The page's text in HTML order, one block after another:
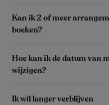
Kan ik 2 of meer
boeken?
Hoe kan ik de datum van
wijzigen?
Ik wil langer verblijven